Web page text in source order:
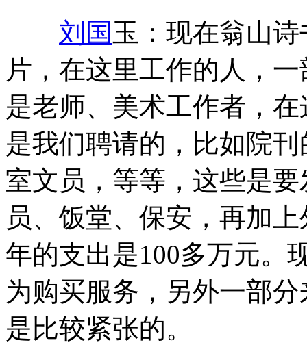
刘国 玉：现在翁山
片，在这里工作的人，
是老师、美术工作者，
是我们聘请的，比如院
室文员，等等，这些是
员、饭堂、保安，再加
年的支出是100多万元。
为购买服务，另外一部
是比较紧张的。